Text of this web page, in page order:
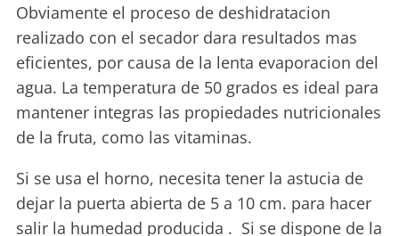
Obviamente el proceso de deshidratacion
realizado con el secador dara resultados mas
eficientes, por causa de la lenta evaporacion del
agua. La temperatura de 50 grados es ideal para
mantener integras las propiedades nutricionales
de la fruta, como las vitaminas.
Si se usa el horno, necesita tener la astucia de
dejar la puerta abierta de 5 a 10 cm. para hacer
salir la humedad producida . Si se dispone de la